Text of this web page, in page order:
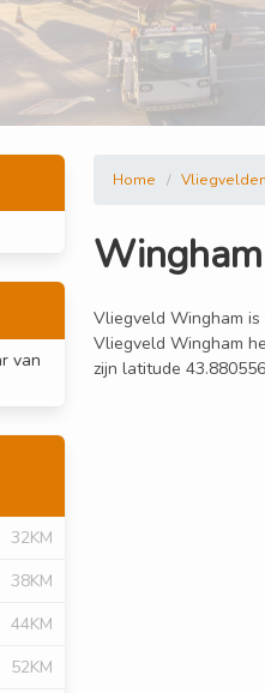
van
32KM
38KM
44KM
52KM
Home Vliegvelden
Wingham
Vliegveld Wingham
Vliegveld Wingham
zijn latitude